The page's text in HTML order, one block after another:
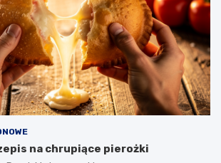
na chrupiące pierożki